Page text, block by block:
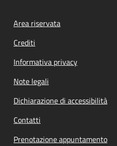
Footer menu
Area riservata
Crediti
Informativa privacy
Note legali
Dichiarazione di accessibilità
Contatti
Prenotazione appuntamento